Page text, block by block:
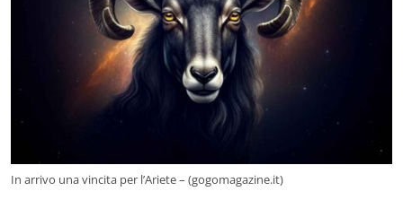
In arrivo una vincita per l’Ariete – (gogomagazine.it)